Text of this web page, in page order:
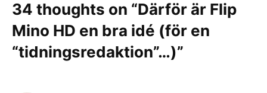
34 thoughts on “Därför är Flip
Mino HD en bra idé (för en
“tidningsredaktion”…)”